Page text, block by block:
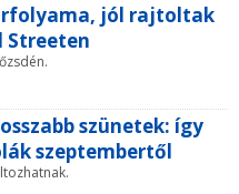
jól rajtoltak
Streeten
szünetek: így
szeptembertől